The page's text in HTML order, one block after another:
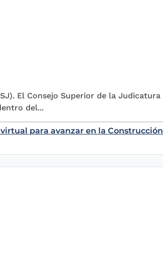
El Consejo Superior de la
del...
para avanzar en la